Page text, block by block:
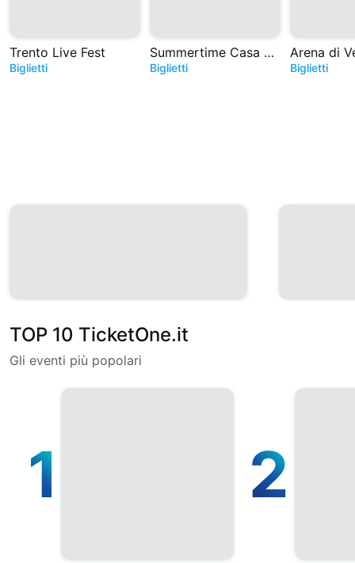
Trento Live Fest
Biglietti
Summertime Casa del Jazz 2026
Biglietti Biglietti
TOP 10 TicketOne.it
Gli eventi più popolari
1 2